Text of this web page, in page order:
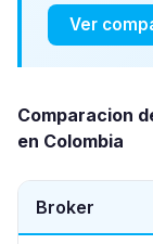
Ver
Comparacion
en Colombia
Broker